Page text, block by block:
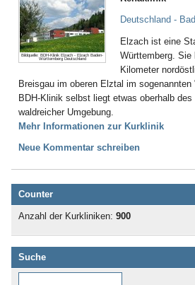
Bildquelle: BDH-Klinik Elzach - Elzach Baden-
Württemberg Deutschland
Deutschland -
Elzach ist eine
Württemberg.
Kilometer
Breisgau im oberen Elztal im
BDH-Klinik selbst liegt etwas oberhalb
waldreicher Umgebung.
Mehr Informationen zur Kurklinik
Neue Kommentar schreiben
Counter
Anzahl der Kurkliniken: 900
Suche